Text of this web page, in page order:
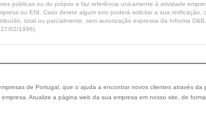
públicas ou do próprio e faz referência unicamente à atividade
ou ENI. Caso detete algum erro poderá solicitar a sua retificação,
total ou parcialmente, sem autorização expressa da Informa
02/1996).
de Portugal, que o ajuda a encontrar novos clientes através da
Atualize a página web da sua empresa em nosso site, de